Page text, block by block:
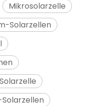
Mikrosolarzelle
Solarzellen